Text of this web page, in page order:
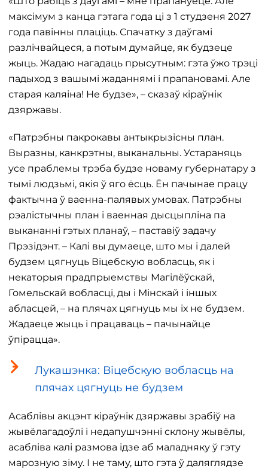
максімум з канца гэтага года ці з 1 студзеня 2027
года павінны плаціць. Спачатку з даўгамі
разлічвайцеся, а потым думайце, як будзеце
жыць. Жадаю нагадаць прысутным: гэта ўжо трэці
падыход з вашымі жаданнямі і прапановамі. Але
старая каляіна! Не будзе», – сказаў кіраўнік
дзяржавы.
«Патрэбны пакрокавы антыкрызісны план.
Выразны, канкрэтны, выканальны. Устараняць
усе праблемы трэба будзе новаму губернатару з
тымі людзьмі, якія ў яго ёсць. Ён пачынае працу
фактычна ў ваенна-палявых умовах. Патрэбны
рэалістычны план і ваенная дысцыпліна па
выкананні гэтых планаў, – паставіў задачу
Прэзідэнт. – Калі вы думаеце, што мы і далей
будзем цягнуць Віцебскую вобласць, як і
некаторыя прадпрыемствы Магілёўскай,
Гомельскай вобласці, ды і Мінскай і іншых
абласцей, – на плячах цягнуць мы іх не будзем.
Жадаеце жыць і працаваць – пачынайце
ўпірацца».
Лукашэнка: Віцебскую вобласць на
плячах цягнуць не будзем
Асаблівы акцэнт кіраўнік дзяржавы зрабіў на
жывёлагадоўлі і недапушчэнні склону жывёлы,
асабліва калі размова ідзе аб маладняку ​​ў гэту
марозную зіму. І не таму, што гэта ў даляглядзе